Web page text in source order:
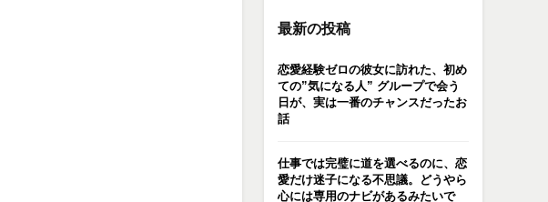
最新の投稿
恋愛経験ゼロの彼女に訪れた、初め
ての”気になる人” グループで会う
日が、実は一番のチャンスだったお
話
仕事では完璧に道を選べるのに、恋
愛だけ迷子になる不思議。どうやら
心には専用のナビがあるみたいで